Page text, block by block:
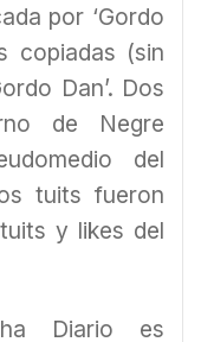
por ‘Gordo
copiadas (sin
Dan’. Dos
de Negre
del
tuits fueron
y likes del
Diario es